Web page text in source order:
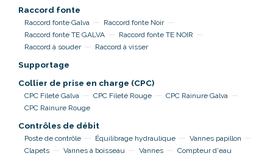
Raccord fonte
Raccord fonte Galva
Raccord fonte Noir
Raccord fonte TE GALVA
Raccord fonte TE NOIR
Raccord à souder
Raccord à visser
Supportage
Collier de prise en charge (CPC)
CPC Fileté Galva CPC Fileté Rouge
CPC Rainure Galva
CPC Rainure Rouge
Contrôles de débit
Poste de contrôle Équilibrage hydraulique
Vannes papillon
Clapets
Vannes à boisseau Vannes Compteur d'eau